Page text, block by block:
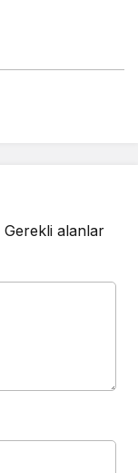
Gerekli alanlar